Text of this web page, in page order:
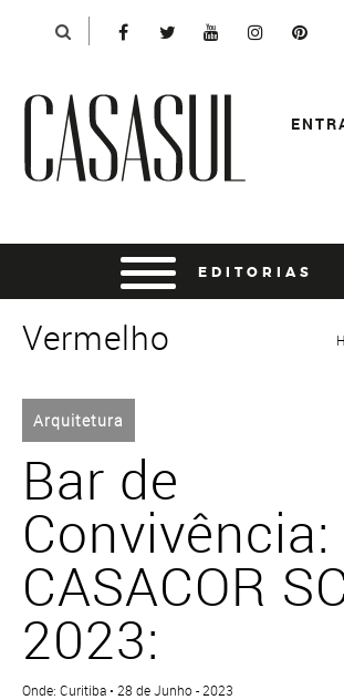
Vermelho
Arquitetura
Bar de
Convivência:
CASACOR
2023:
Onde: Curitiba • 28 de Junho - 2023
*Para finalizar sua compra informe seu e-mail:
*Senha:
entrar usando o facebook